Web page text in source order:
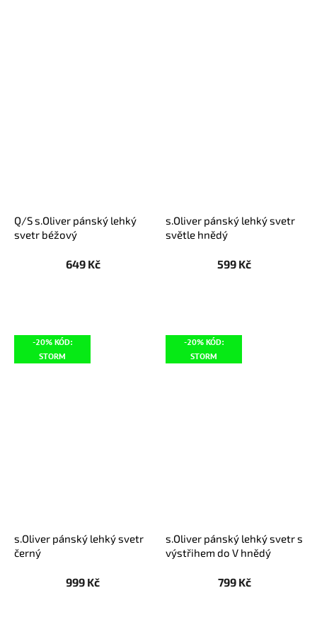
Q/S s.Oliver pánský lehký
svetr béžový
649 Kč
s.Oliver pánský lehký svetr
světle hnědý
599 Kč
-20% KÓD:
STORM
s.Oliver pánský lehký svetr
černý
999 Kč
-20% KÓD:
STORM
s.Oliver pánský lehký svetr s
výstřihem do V hnědý
799 Kč